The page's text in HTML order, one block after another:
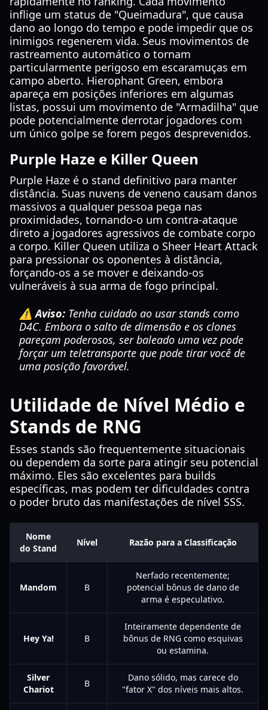
inflige um status de "Queimadura", que causa
dano ao longo do tempo e pode impedir que os
inimigos regenerem vida. Seus movimentos de
rastreamento automático o tornam
particularmente perigoso em escaramuças em
campo aberto. Hierophant Green, embora
apareça em posições inferiores em algumas
listas, possui um movimento de "Armadilha" que
pode potencialmente derrotar jogadores com
um único golpe se forem pegos desprevenidos.
Purple Haze e Killer Queen
Purple Haze é o stand definitivo para manter
distância. Suas nuvens de veneno causam danos
massivos a qualquer pessoa pega nas
proximidades, tornando-o um contra-ataque
direto a jogadores agressivos de combate corpo
a corpo. Killer Queen utiliza o Sheer Heart Attack
para pressionar os oponentes à distância,
forçando-os a se mover e deixando-os
vulneráveis à sua arma de fogo principal.
⚠️ Aviso: Tenha cuidado ao usar stands como
D4C. Embora o salto de dimensão e os clones
pareçam poderosos, ser baleado uma vez pode
forçar um teletransporte que pode tirar você de
uma posição favorável.
Utilidade de Nível Médio e
Stands de RNG
Esses stands são frequentemente situacionais
ou dependem da sorte para atingir seu potencial
máximo. Eles são excelentes para builds
específicas, mas podem ter dificuldades contra
o poder bruto das manifestações de nível SSS.
Nome
do Stand
Nível Razão para a Classificação
Mandom B
Nerfado recentemente;
potencial bônus de dano de
arma é especulativo.
Hey Ya! B
Inteiramente dependente de
bônus de RNG como esquivas
ou estamina.
Silver
Chariot
B
Dano sólido, mas carece do
"fator X" dos níveis mais altos.